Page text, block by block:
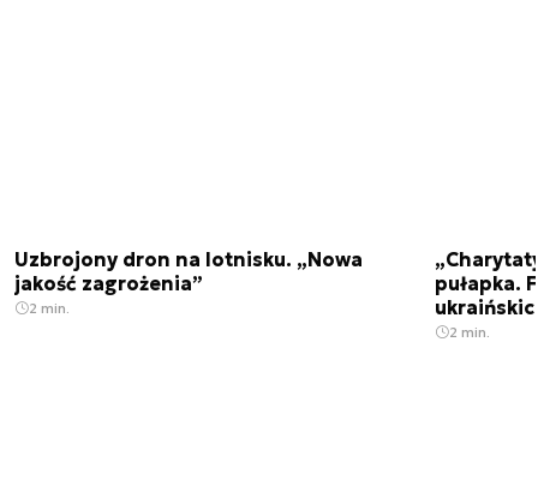
Uzbrojony dron na lotnisku. „Nowa
jakość zagrożenia”
2 min.
pułapka.
2 min.